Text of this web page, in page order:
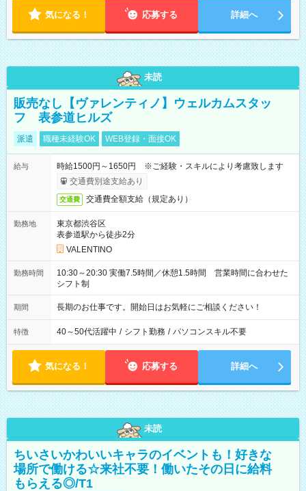
気になる！ 応募する 詳細へ
未読
販売なし【ヴァレンティノ】ウェルカムスタッ
フ 表参道ヒルズ
派遣 職種未経験OK WEB登録・面接OK
給与
時給1500円～1650円 ※ご経験・スキルにより考慮致します
交通費別途支給あり
交通費 交通費全額支給（規定あり）
勤務地
東京都渋谷区
表参道駅から徒歩2分
VALENTINO
勤務時間
10:30～20:30 実働7.5時間／休憩1.5時間 営業時間に合わせた
シフト制
期間 長期のお仕事です。開始日はお気軽にご相談ください！
特徴 40～50代活躍中 / シフト勤務 / パソコンスキル不要
気になる！ 応募する 詳細へ
未読
ちいさいかわいいキャラのイベントも！好きな
場所で働ける☆来社不要！働いたその日に給料
もらえる◎/T1